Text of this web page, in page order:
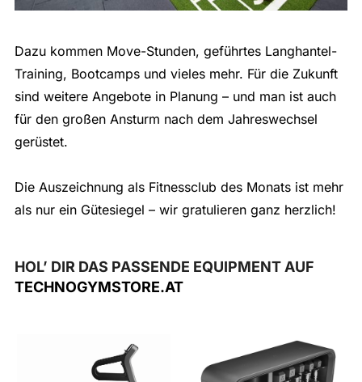
Dazu kommen Move-Stunden, geführtes Langhantel-
Training, Bootcamps und vieles mehr. Für die Zukunft
sind weitere Angebote in Planung – und man ist auch
für den großen Ansturm nach dem Jahreswechsel
gerüstet.
Die Auszeichnung als Fitnessclub des Monats ist mehr
als nur ein Gütesiegel – wir gratulieren ganz herzlich!
HOL’ DIR DAS PASSENDE EQUIPMENT AUF
TECHNOGYMSTORE.AT